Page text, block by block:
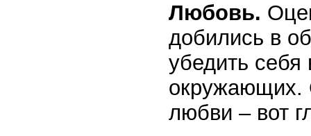
Любовь.
добились в
убедить себя
окружающих.
любви – вот